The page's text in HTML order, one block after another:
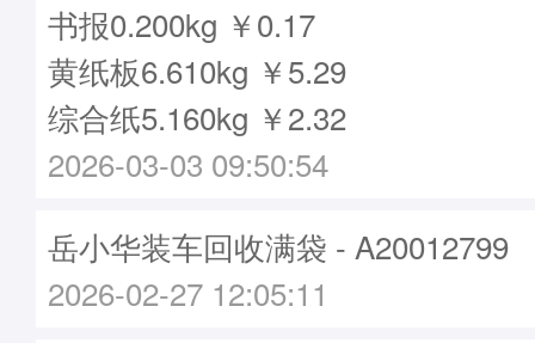
书报0.200kg ￥0.17
黄纸板6.610kg ￥5.29
综合纸5.160kg ￥2.32
2026-03-03 09:50:54
岳小华装车回收满袋 - A20012799
2026-02-27 12:05:11